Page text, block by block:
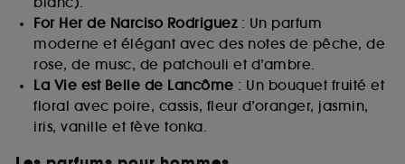
For Her de Narciso Rodriguez: Un parfum
moderne et élégant avec des notes de pêche, de
rose, de musc, de patchouli et d’ambre.
La Vie est Belle de Lancôme : Un bouquet fruité et
floral avec poire, cassis, fleur d’oranger, jasmin,
iris, vanille et fève tonka.